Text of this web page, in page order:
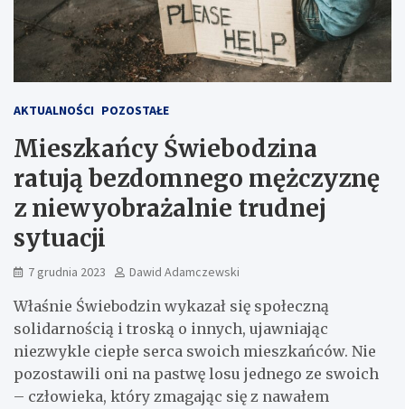
AKTUALNOŚCI POZOSTAŁE
Mieszkańcy Świebodzina
ratują bezdomnego mężczyznę
z niewyobrażalnie trudnej
sytuacji
7 grudnia 2023 Dawid Adamczewski
Właśnie Świebodzin wykazał się społeczną
solidarnością i troską o innych, ujawniając
niezwykle ciepłe serca swoich mieszkańców. Nie
pozostawili oni na pastwę losu jednego ze swoich
– człowieka, który zmagając się z nawałem